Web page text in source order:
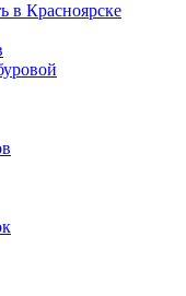
в Красноярске